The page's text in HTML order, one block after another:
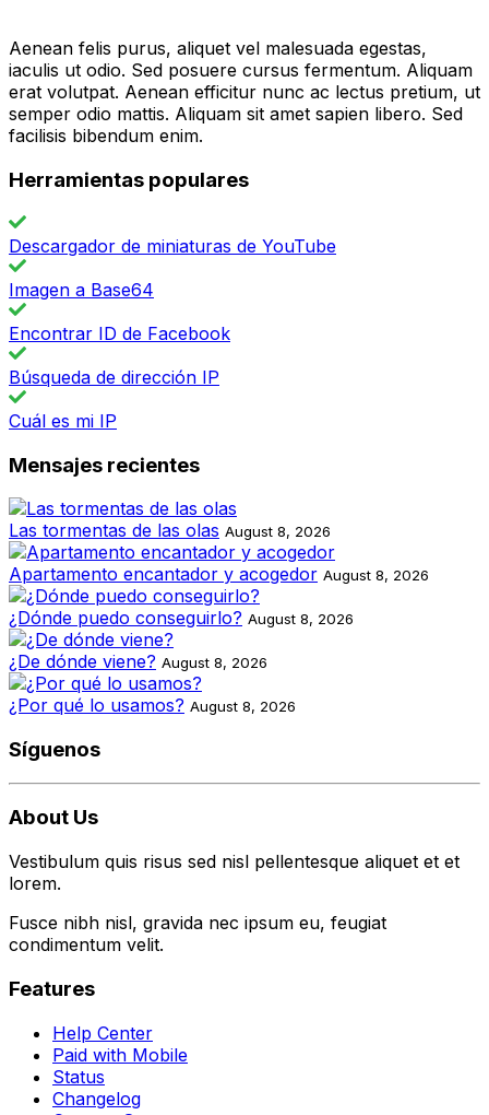
Aenean felis purus, aliquet vel malesuada egestas,
iaculis ut odio. Sed posuere cursus fermentum. Aliquam
erat volutpat. Aenean efficitur nunc ac lectus pretium, ut
semper odio mattis. Aliquam sit amet sapien libero. Sed
facilisis bibendum enim.
Herramientas populares
Descargador de miniaturas de YouTube
Imagen a Base64
Encontrar ID de Facebook
Búsqueda de dirección IP
Cuál es mi IP
Mensajes recientes
Las tormentas de las olas August 8, 2026
Apartamento encantador y acogedor August 8, 2026
¿Dónde puedo conseguirlo? August 8, 2026
¿De dónde viene? August 8, 2026
¿Por qué lo usamos? August 8, 2026
Síguenos
About Us
Vestibulum quis risus sed nisl pellentesque aliquet et et
lorem.
Fusce nibh nisl, gravida nec ipsum eu, feugiat
condimentum velit.
Features
Help Center
Paid with Mobile
Status
Changelog